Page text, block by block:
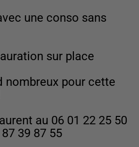
une conso sans
sur place
nombreux pour cette
au 06 01 22 25 50
39 87 55